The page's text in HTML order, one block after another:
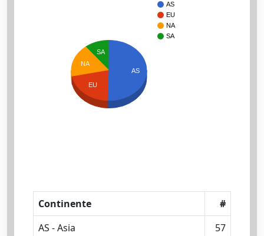
AS
EU
NA
SA
SA
NA
EU
AS
Continente
#
AS - Asia
57